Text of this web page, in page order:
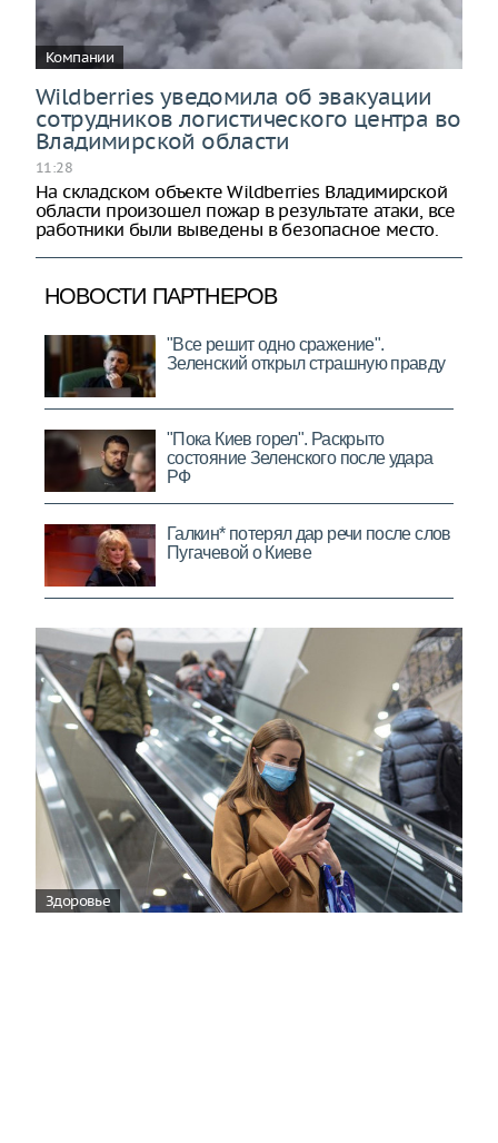
Компании
Wildberries уведомила об эвакуации
сотрудников логистического центра во
Владимирской области
11:28
На складском объекте Wildberries Владимирской
области произошел пожар в результате атаки, все
работники были выведены в безопасное место.
Здоровье